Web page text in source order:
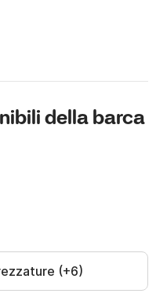
un gruppo fino a 6
aggiuntivo.
un gruppo fino a 6
aggiuntivo.
della barca
(+6)